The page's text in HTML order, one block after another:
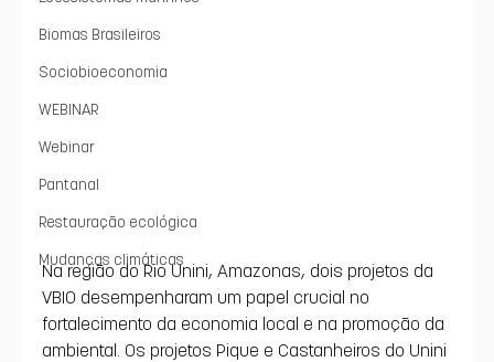
Biomas Brasileiros
Sociobioeconomia
WEBINAR
Webinar
Pantanal
Restauração ecológica
Mudanças climáticas
Na região do Rio Unini, Amazonas, dois projetos da
VBIO desempenharam um papel crucial no
fortalecimento da economia local e na promoção da
ambiental. Os projetos Pique e Castanheiros do Unini